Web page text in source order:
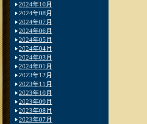
2024年10月
2024年08月
2024年07月
2024年06月
2024年05月
2024年04月
2024年03月
2024年01月
2023年12月
2023年11月
2023年10月
2023年09月
2023年08月
2023年07月